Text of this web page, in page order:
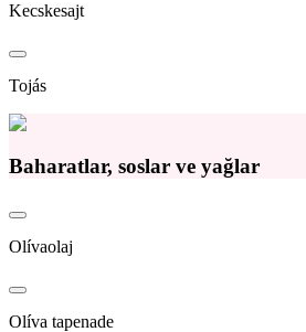
Kecskesajt
Tojás
Baharatlar, soslar ve yağlar
Olívaolaj
Olíva tapenade